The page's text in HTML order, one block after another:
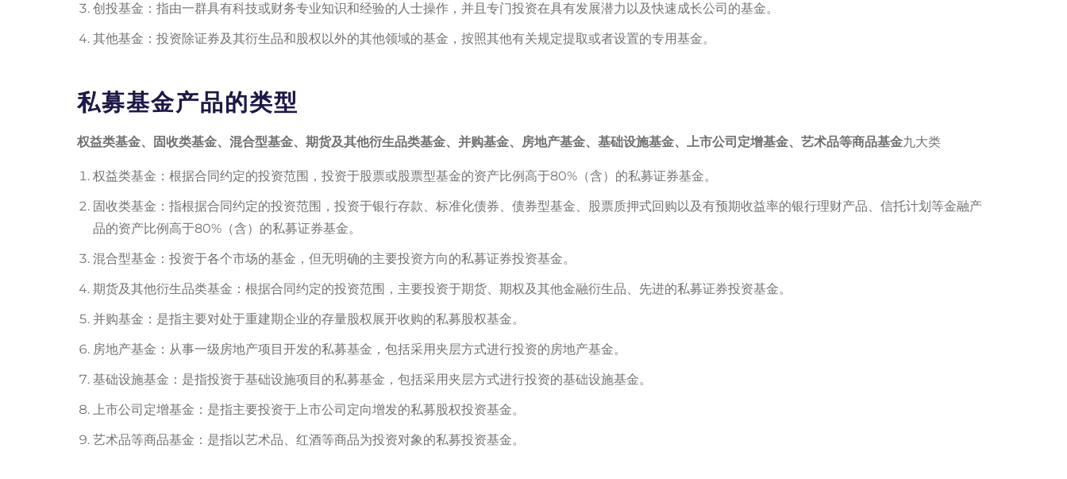
创投基金：指由一群具有科技或财务专业知识和经验的人士操作，并且专门投资在具有发展潜力以及快速成长公司的基金。
其他基金：投资除证券及其衍生品和股权以外的其他领域的基金，按照其他有关规定提取或者设置的专用基金。
私募基金产品的类型
权益类基金、固收类基金、混合型基金、期货及其他衍生品类基金、并购基金、房地产基金、基础设施基金、上市公司定增基金、艺术品等商品基金九大类
权益类基金：根据合同约定的投资范围，投资于股票或股票型基金的资产比例高于80%（含）的私募证券基金。
固收类基金：指根据合同约定的投资范围，投资于银行存款、标准化债券、债券型基金、股票质押式回购以及有预期收益率的银行理财产品、信托计划等金融产
品的资产比例高于80%（含）的私募证券基金。
混合型基金：投资于各个市场的基金，但无明确的主要投资方向的私募证券投资基金。
期货及其他衍生品类基金：根据合同约定的投资范围，主要投资于期货、期权及其他金融衍生品、先进的私募证券投资基金。
并购基金：是指主要对处于重建期企业的存量股权展开收购的私募股权基金。
房地产基金：从事一级房地产项目开发的私募基金，包括采用夹层方式进行投资的房地产基金。
基础设施基金：是指投资于基础设施项目的私募基金，包括采用夹层方式进行投资的基础设施基金。
上市公司定增基金：是指主要投资于上市公司定向增发的私募股权投资基金。
艺术品等商品基金：是指以艺术品、红酒等商品为投资对象的私募投资基金。